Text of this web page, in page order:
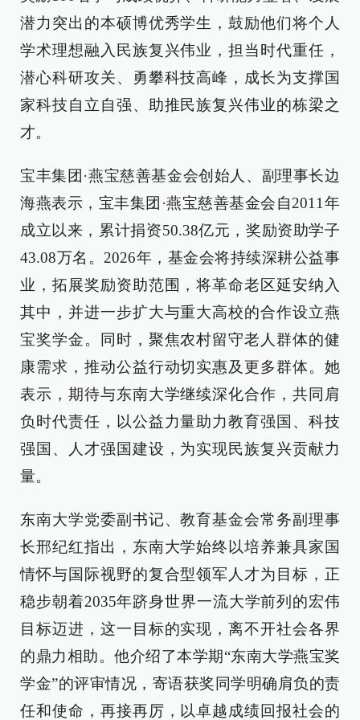
潜力突出的本硕博优秀学生，鼓励他们将个人
学术理想融入民族复兴伟业，担当时代重任，
潜心科研攻关、勇攀科技高峰，成长为支撑国
家科技自立自强、助推民族复兴伟业的栋梁之
才。
宝丰集团·燕宝慈善基金会创始人、副理事长边
海燕表示，宝丰集团·燕宝慈善基金会自2011年
成立以来，累计捐资50.38亿元，奖励资助学子
43.08万名。2026年，基金会将持续深耕公益事
业，拓展奖励资助范围，将革命老区延安纳入
其中，并进一步扩大与重大高校的合作设立燕
宝奖学金。同时，聚焦农村留守老人群体的健
康需求，推动公益行动切实惠及更多群体。她
表示，期待与东南大学继续深化合作，共同肩
负时代责任，以公益力量助力教育强国、科技
强国、人才强国建设，为实现民族复兴贡献力
量。
东南大学党委副书记、教育基金会常务副理事
长邢纪红指出，东南大学始终以培养兼具家国
情怀与国际视野的复合型领军人才为目标，正
稳步朝着2035年跻身世界一流大学前列的宏伟
目标迈进，这一目标的实现，离不开社会各界
的鼎力相助。他介绍了本学期“东南大学燕宝奖
学金”的评审情况，寄语获奖同学明确肩负的责
任和使命，再接再厉，以卓越成绩回报社会的